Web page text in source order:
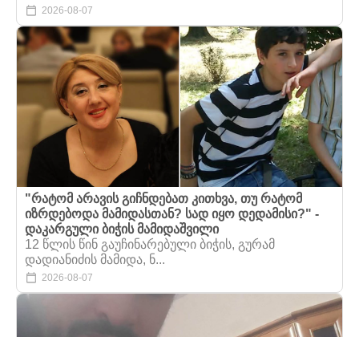
2026-08-07
"რატომ არავის გიჩნდებათ კითხვა, თუ რატომ
იზრდებოდა მამიდასთან? სად იყო დედამისი?" -
დაკარგული ბიჭის მამიდაშვილი
12 წლის წინ გაუჩინარებული ბიჭის, გურამ
დადიანიძის მამიდა, ნ...
2026-08-07